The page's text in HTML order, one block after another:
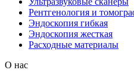
Рентгенология и
Эндоскопия гибкая
Эндоскопия жесткая
Расходные материалы
О нас